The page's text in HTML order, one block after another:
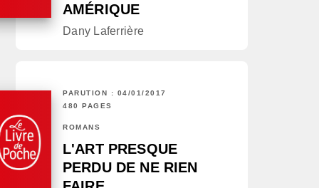
AMÉRIQUE
Dany Laferrière
PARUTION : 04/01/2017
480 PAGES
ROMANS
L'ART PRESQUE
PERDU DE NE RIEN